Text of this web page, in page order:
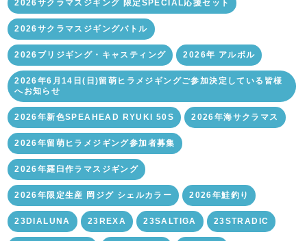
2026サクラマスジギング 限定SPECIAL応援セット
2026サクラマスジギングバトル
2026ブリジギング・キャスティング 2026年 アルボル
2026年6月14日(日)留萌ヒラメジギングご参加決定している皆様
へお知らせ
2026年新色SPEAHEAD RYUKI 50S 2026年海サクラマス
2026年留萌ヒラメジギング参加者募集
2026年羅臼作ラマスジギング
2026年限定生産 岡ジグ シェルカラー 2026年鮭釣り
23DIALUNA 23REXA 23SALTIGA 23STRADIC